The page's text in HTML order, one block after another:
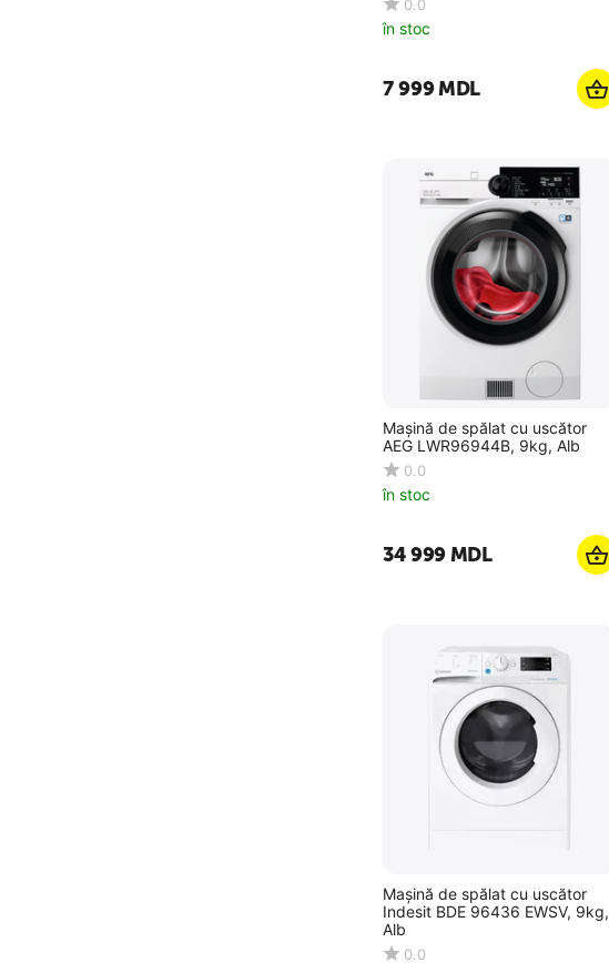
0.0
în stoc
7 999MDL
Mașină de spălat cu uscător
AEG LWR96944B, 9kg, Alb
0.0
în stoc
34 999MDL
Mașină de spălat cu uscător
Indesit BDE 96436 EWSV, 9kg,
Alb
0.0